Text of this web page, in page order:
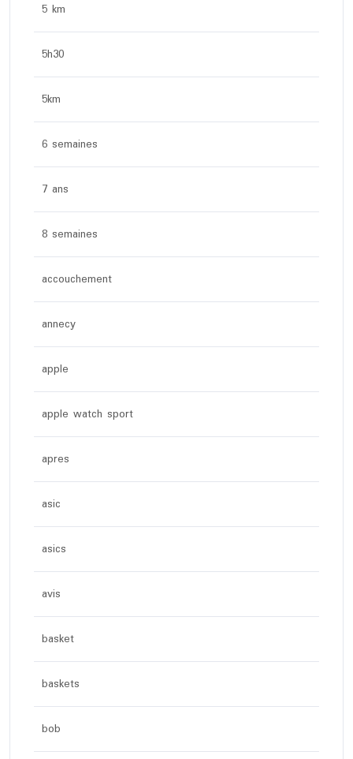
5 km
5h30
5km
6 semaines
7 ans
8 semaines
accouchement
annecy
apple
apple watch sport
apres
asic
asics
avis
basket
baskets
bob